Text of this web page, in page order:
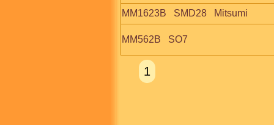
MM1623B   SMD28   Mitsumi
MM562B   SO7
1